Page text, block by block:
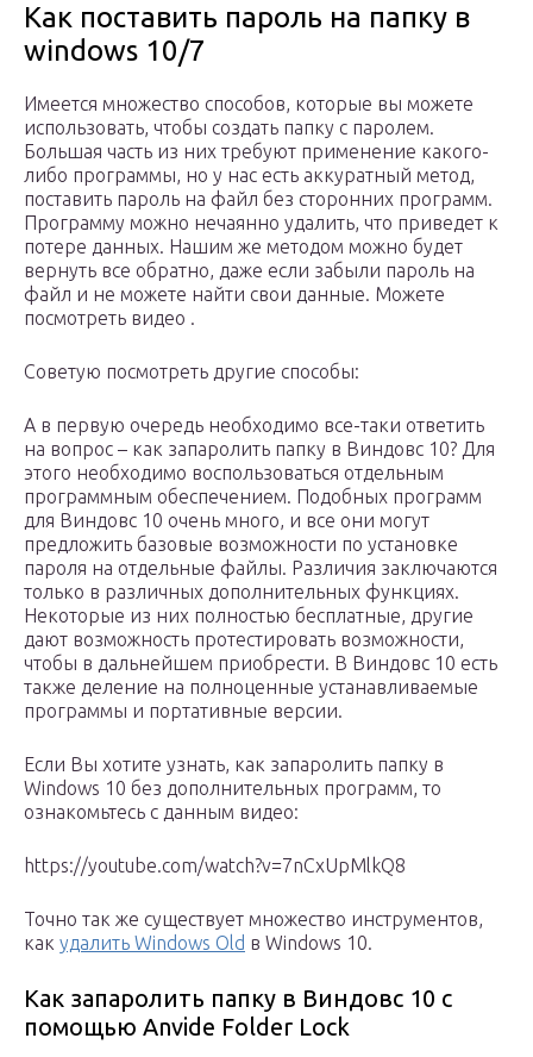
Как поставить пароль на папку в
windows 10/7
Имеется множество способов, которые вы можете
использовать, чтобы создать папку с паролем.
Большая часть из них требуют применение какого-
либо программы, но у нас есть аккуратный метод,
поставить пароль на файл без сторонних программ.
Программу можно нечаянно удалить, что приведет к
потере данных. Нашим же методом можно будет
вернуть все обратно, даже если забыли пароль на
файл и не можете найти свои данные. Можете
посмотреть видео .
Советую посмотреть другие способы:
А в первую очередь необходимо все-таки ответить
на вопрос – как запаролить папку в Виндовс 10? Для
этого необходимо воспользоваться отдельным
программным обеспечением. Подобных программ
для Виндовс 10 очень много, и все они могут
предложить базовые возможности по установке
пароля на отдельные файлы. Различия заключаются
только в различных дополнительных функциях.
Некоторые из них полностью бесплатные, другие
дают возможность протестировать возможности,
чтобы в дальнейшем приобрести. В Виндовс 10 есть
также деление на полноценные устанавливаемые
программы и портативные версии.
Если Вы хотите узнать, как запаролить папку в
Windows 10 без дополнительных программ, то
ознакомьтесь с данным видео:
https://youtube.com/watch?v=7nCxUpMlkQ8
Точно так же существует множество инструментов,
как удалить Windows Old в Windows 10.
Как запаролить папку в Виндовс 10 с
помощью Anvide Folder Lock